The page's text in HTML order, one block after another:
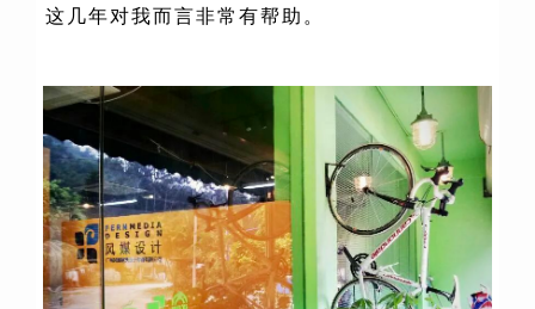
这几年对我而言非常有帮助。